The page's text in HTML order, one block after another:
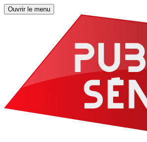
Ouvrir le menu